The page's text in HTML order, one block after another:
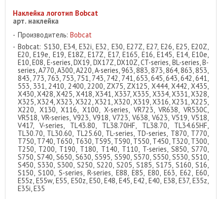
Наклейка логотип Bobcat
арт. наклейка
Производитель: Bobcat
Bobcat: S130, E34, E32i, E32, E30, E27Z, E27, E26, E25, E20Z,
E20, E19e, E19, E18Z, E17Z, E17, E165, E16, E145, E14, E10e,
E10, E08, E-series, DX19, DX17Z, DX10Z, CT-series, BL-series, B-
series, A770, A300, A220, A-series, 963, 883, 873, 864, 863, 853,
843, 773, 763, 753, 751, 743, 742, 741, 653, 645, 643, 642, 641,
553, 331, 2410, 2400, 2200, ZX75, ZX125, X444, X442, X435,
X430, X428, X425, X418, X341, X337, X335, X334, X331, X328,
X325, X324, X323, X322, X321, X320, X319, X316, X231, X225,
X220, X130, X116, X100, X-series, VR723, VR638, VR530C,
VR518, VR-series, V923, V918, V723, V638, V623, V519, V518,
V417, V-series, TL43.80, TL38.70HF, TL38.70, TL34.65HF,
TL30.70, TL30.60, TL25.60, TL-series, TD-series, T870, T770,
T750, T740, T650, T630, T595, T590, T550, T450, T320, T300,
T250, T200, T190, T180, T140, T110, T-series, S850, S770,
S750, S740, S650, S630, S595, S590, S570, S550, S530, S510,
S450, S330, S300, S250, S220, S205, S185, S175, S160, S16,
S150, S100, S-series, R-series, E88, E85, E80, E63, E62, E60,
E55z, E55w, E55, E50z, E50, E48, E45, E42, E40, E38, E37, E35z,
E35i, E35